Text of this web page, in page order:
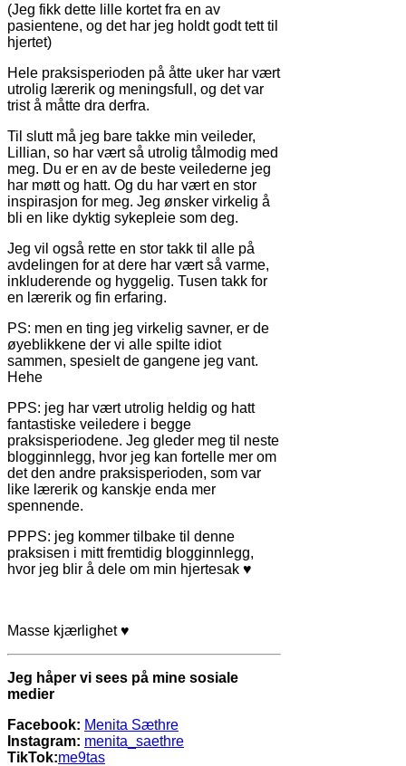
(Jeg fikk dette lille kortet fra en av
pasientene, og det har jeg holdt godt tett til
hjertet)
Hele praksisperioden på åtte uker har vært
utrolig lærerik og meningsfull, og det var
trist å måtte dra derfra.
Til slutt må jeg bare takke min veileder,
Lillian, so har vært så utrolig tålmodig med
meg. Du er en av de beste veilederne jeg
har møtt og hatt. Og du har vært en stor
inspirasjon for meg. Jeg ønsker virkelig å
bli en like dyktig sykepleie som deg.
Jeg vil også rette en stor takk til alle på
avdelingen for at dere har vært så varme,
inkluderende og hyggelig. Tusen takk for
en lærerik og fin erfaring.
PS: men en ting jeg virkelig savner, er de
øyeblikkene der vi alle spilte idiot
sammen, spesielt de gangene jeg vant.
Hehe
PPS: jeg har vært utrolig heldig og hatt
fantastiske veiledere i begge
praksisperiodene. Jeg gleder meg til neste
blogginnlegg, hvor jeg kan fortelle mer om
det den andre praksisperioden, som var
like lærerik og kanskje enda mer
spennende.
PPPS: jeg kommer tilbake til denne
praksisen i mitt fremtidig blogginnlegg,
hvor jeg blir å dele om min hjertesak ♥
Masse kjærlighet ♥
Jeg håper vi sees på mine sosiale
medier
Facebook: Menita Sæthre
Instagram: menita_saethre
TikTok:me9tas